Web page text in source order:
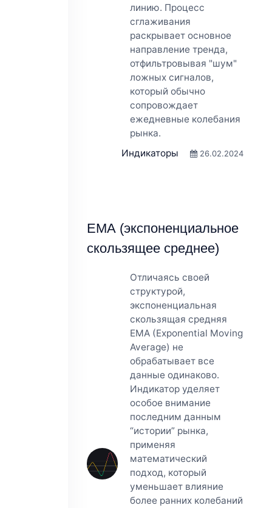
линию. Процесс
сглаживания
раскрывает основное
направление тренда,
отфильтровывая "шум"
ложных сигналов,
который обычно
сопровождает
ежедневные колебания
рынка.
Индикаторы
26.02.2024
ЕМА (экспоненциальное
скользящее среднее)
Отличаясь своей
структурой,
экспоненциальная
скользящая средняя
EMA (Exponential Moving
Average) не
обрабатывает все
данные одинаково.
Индикатор уделяет
особое внимание
последним данным
“истории” рынка,
применяя
математический
подход, который
уменьшает влияние
более ранних колебаний